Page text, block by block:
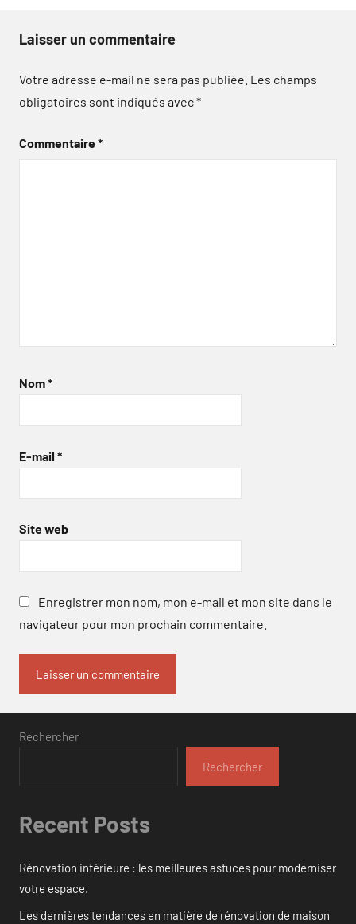
Laisser un commentaire
Votre adresse e-mail ne sera pas publiée. Les champs
obligatoires sont indiqués avec*
Commentaire*
Nom*
E-mail *
Site web
Enregistrer mon nom, mon e-mail et mon site dans le
navigateur pour mon prochain commentaire.
Rechercher
Rechercher
Recent Posts
Rénovation intérieure : les meilleures astuces pour moderniser
votre espace.
Les dernières tendances en matière de rénovation de maison